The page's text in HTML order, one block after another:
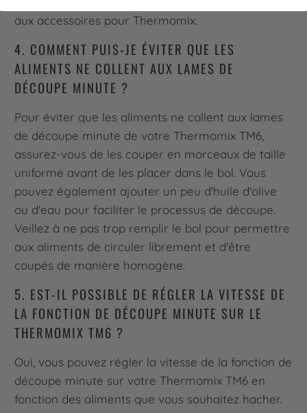
aux accessoires pour Thermomix.
4. COMMENT PUIS-JE ÉVITER QUE LES
ALIMENTS NE COLLENT AUX LAMES DE
DÉCOUPE MINUTE ?
Pour éviter que les aliments ne collent aux lames
de découpe minute de votre Thermomix TM6,
assurez-vous de les couper en morceaux de taille
uniforme avant de les placer dans le bol. Vous
pouvez également ajouter un peu d'huile d'olive
ou d'eau pour faciliter le processus de découpe.
Veillez à ne pas trop remplir le bol pour permettre
aux aliments de circuler librement et d'être
coupés de manière homogène.
5. EST-IL POSSIBLE DE RÉGLER LA VITESSE DE
LA FONCTION DE DÉCOUPE MINUTE SUR LE
THERMOMIX TM6 ?
Oui, vous pouvez régler la vitesse de la fonction de
découpe minute sur votre Thermomix TM6 en
fonction des aliments que vous souhaitez hacher.